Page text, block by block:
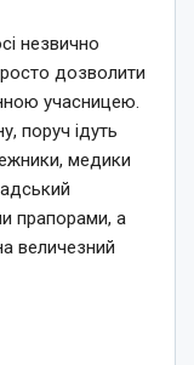
незвично
дозволити
учасницею.
поруч ідуть
медики
прапорами, а
величезний